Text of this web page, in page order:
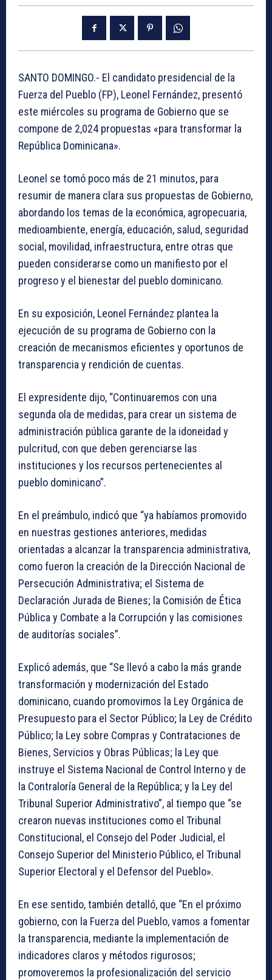
SANTO DOMINGO.- El candidato presidencial de la
Fuerza del Pueblo (FP), Leonel Fernández, presentó
este miércoles su programa de Gobierno que se
compone de 2,024 propuestas «para transformar la
República Dominicana».
Leonel se tomó poco más de 21 minutos, para
resumir de manera clara sus propuestas de Gobierno,
abordando los temas de la económica, agropecuaria,
medioambiente, energía, educación, salud, seguridad
social, movilidad, infraestructura, entre otras que
pueden considerarse como un manifiesto por el
progreso y el bienestar del pueblo dominicano.
En su exposición, Leonel Fernández plantea la
ejecución de su programa de Gobierno con la
creación de mecanismos eficientes y oportunos de
transparencia y rendición de cuentas.
El expresidente dijo, “Continuaremos con una
segunda ola de medidas, para crear un sistema de
administración pública garante de la idoneidad y
pulcritud, con que deben gerenciarse las
instituciones y los recursos pertenecientes al
pueblo dominicano”.
En el preámbulo, indicó que “ya habíamos promovido
en nuestras gestiones anteriores, medidas
orientadas a alcanzar la transparencia administrativa,
como fueron la creación de la Dirección Nacional de
Persecución Administrativa; el Sistema de
Declaración Jurada de Bienes; la Comisión de Ética
Pública y Combate a la Corrupción y las comisiones
de auditorías sociales”.
Explicó además, que “Se llevó a cabo la más grande
transformación y modernización del Estado
dominicano, cuando promovimos la Ley Orgánica de
Presupuesto para el Sector Público; la Ley de Crédito
Público; la Ley sobre Compras y Contrataciones de
Bienes, Servicios y Obras Públicas; la Ley que
instruye el Sistema Nacional de Control Interno y de
la Contraloría General de la República; y la Ley del
Tribunal Superior Administrativo”, al tiempo que “se
crearon nuevas instituciones como el Tribunal
Constitucional, el Consejo del Poder Judicial, el
Consejo Superior del Ministerio Público, el Tribunal
Superior Electoral y el Defensor del Pueblo».
En ese sentido, también detalló, que “En el próximo
gobierno, con la Fuerza del Pueblo, vamos a fomentar
la transparencia, mediante la implementación de
indicadores claros y métodos rigurosos;
promoveremos la profesionalización del servicio